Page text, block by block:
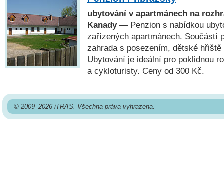
ubytování v apartmánech na
Kanady— Penzion s nabídkou
zařízených apartmánech. Součástí
zahrada s posezením, dětské
Ubytování je ideální pro poklidnou
a cykloturisty. Ceny od 300 Kč.
© 2009–2026 iTRAS. Všechna práva vyhrazena.